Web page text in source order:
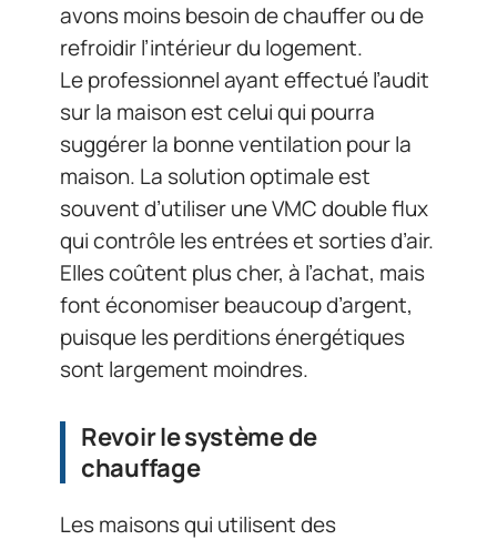
avons moins besoin de chauffer ou de
refroidir l’intérieur du logement.
Le professionnel ayant effectué l’audit
sur la maison est celui qui pourra
suggérer la bonne ventilation pour la
maison. La solution optimale est
souvent d’utiliser une VMC double flux
qui contrôle les entrées et sorties d’air.
Elles coûtent plus cher, à l’achat, mais
font économiser beaucoup d’argent,
puisque les perditions énergétiques
sont largement moindres.
Revoir le système de
chauffage
Les maisons qui utilisent des